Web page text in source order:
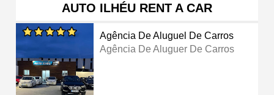
AUTO ILHÉU RENT A CAR
Agência De Aluguel De Carros
Agência De Aluguer De Carros